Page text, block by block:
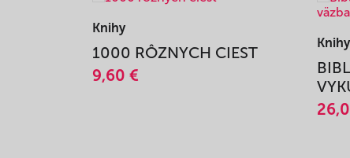
Knihy
1000 RÔZNYCH CIEST
9,60 €
Knihy